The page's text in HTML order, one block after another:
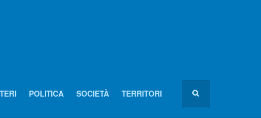
POLITICA SOCIETÀ TERRITORI